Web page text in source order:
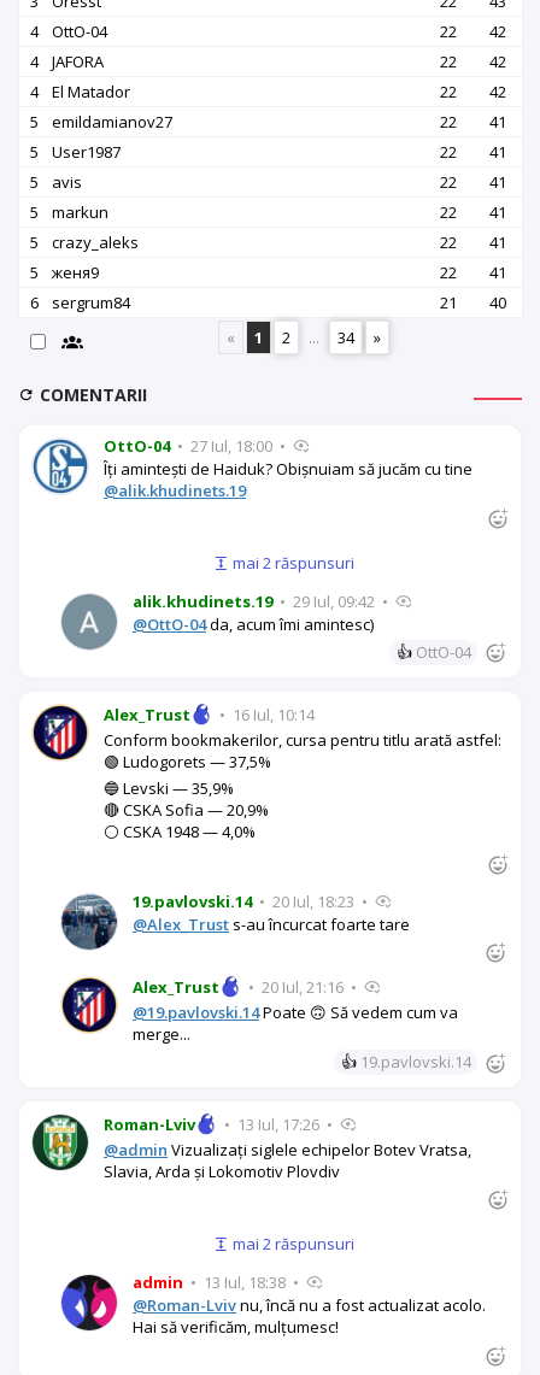
4
OttO-04 22
42
4
JAFORA 22
42
4
El Matador 22
42
5
emildamianov27 22
41
5
User1987 22
41
5
avis 22
41
5
markun 22
41
5
crazy_aleks 22
41
5
женя9 22
41
6
sergrum84 21
40
«
1 2 ... 34 »
COMENTARII
OttO-04 • 27 Iul, 18:00 •
Îți amintești de Haiduk? Obișnuiam să jucăm cu tine
@alik.khudinets.19
mai 2 răspunsuri
alik.khudinets.19 • 29 Iul, 09:42 •
@OttO-04da, acum îmi amintesc)
👍 OttO-04
Alex_Trust • 16 Iul, 10:14
Conform bookmakerilor, cursa pentru titlu arată astfel:
🟢 Ludogorets — 37,5%
🔵 Levski — 35,9%
🔴 CSKA Sofia — 20,9%
⚪ CSKA 1948 — 4,0%
19.pavlovski.14 • 20 Iul, 18:23 •
@Alex_Trust s-au încurcat foarte tare
Alex_Trust • 20 Iul, 21:16 •
@19.pavlovski.14Poate 🙃 Să vedem cum va
merge...
👍 19.pavlovski.14
Roman-Lviv • 13 Iul, 17:26 •
@admin Vizualizați siglele echipelor Botev Vratsa,
Slavia, Arda și Lokomotiv Plovdiv
mai 2 răspunsuri
admin • 13 Iul, 18:38 •
@Roman-Lvivnu, încă nu a fost actualizat acolo.
Hai să verificăm, mulțumesc!